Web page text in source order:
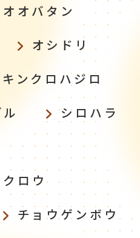
オオバタン
オシドリ
キンクロハジロ
シロハラ
ロウ
チョウゲンボウ